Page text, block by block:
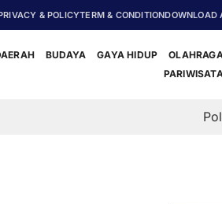
& POLICYTERM & CONDITIONDOWNLOAD
BUDAYA GAYA HIDUP
‎Polisi Dalami